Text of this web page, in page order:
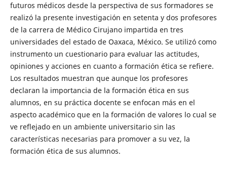
futuros médicos desde la perspectiva de sus formadores se
realizó la presente investigación en setenta y dos profesores
de la carrera de Médico Cirujano impartida en tres
universidades del estado de Oaxaca, México. Se utilizó como
instrumento un cuestionario para evaluar las actitudes,
opiniones y acciones en cuanto a formación ética se refiere.
Los resultados muestran que aunque los profesores
declaran la importancia de la formación ética en sus
alumnos, en su práctica docente se enfocan más en el
aspecto académico que en la formación de valores lo cual se
ve reflejado en un ambiente universitario sin las
características necesarias para promover a su vez, la
formación ética de sus alumnos.